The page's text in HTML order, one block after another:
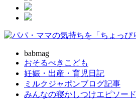
babmag
おそるべきこども
妊娠・出産・育児日記
ミルクジャポンブログ記事
みんなの寝かしつけエピソード